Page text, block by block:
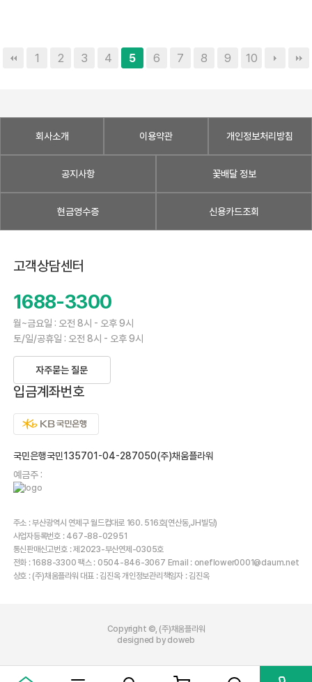
1 2 3 4 5 6 7 8 9 10
회사소개 이용약관 개인정보처리방침
공지사항 꽃배달 정보
현금영수증 신용카드조회
고객상담센터
1688-3300
월~금요일 : 오전 8시 - 오후 9시
토/일/공휴일 : 오전 8시 - 오후 9시
자주묻는 질문
입금계좌번호
국민은행국민135701-04-287050(주)채움플라워
예금주 :
주소 : 부산광역시 연제구 월드컵대로 160. 516호(연산동,JH빌딩)
사업자등록번호 : 467-88-02951
통신판매신고번호 : 제2023-부산연제-0305호
전화 : 1688-3300 팩스 : 0504-846-3067 Email : oneflower0001@daum.net
상호 : (주)채움플라워 대표 : 김진옥 개인정보관리책임자 : 김진옥
Copyright ©, (주)채움플라워
designed by doweb